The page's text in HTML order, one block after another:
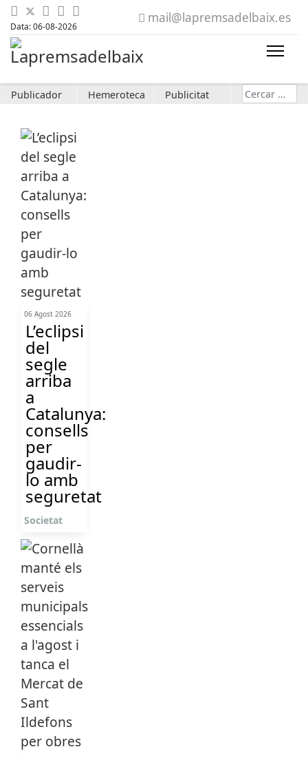
Data: 06-08-2026
mail@lapremsadelbaix.es
Publicador Hemeroteca Publicitat Cerca
06 Agost 2026
L’eclipsi
del
segle
arriba
a
Catalunya:
consells
per
gaudir-
lo amb
seguretat
Societat